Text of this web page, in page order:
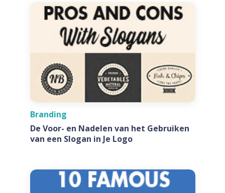
Branding
De Voor- en Nadelen van het Gebruiken
van een Slogan in Je Logo